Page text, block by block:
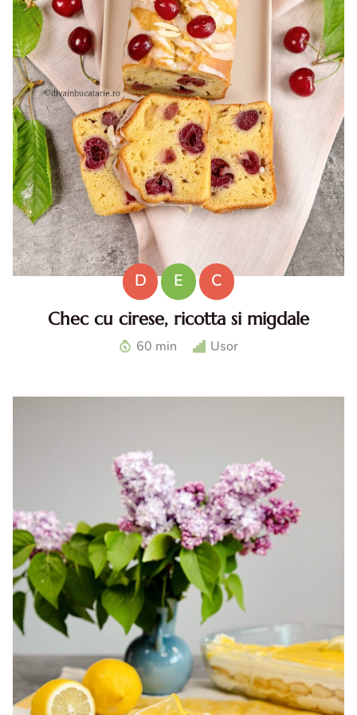
D E
C
Chec cu cirese, ricotta si migdale
Chec cu cirese. Chec cu ricotta. Desert cu cirese. Reteta
chec pufos cu cirese. Chec de casa cu cirese. Prajitura cu
60 min Usor